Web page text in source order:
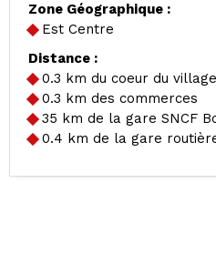
Zone Géographique :
Est Centre
Distance :
0.3 km du coeur du village
0.3 km des commerces
35 km de la gare SNCF
0.4 km de la gare